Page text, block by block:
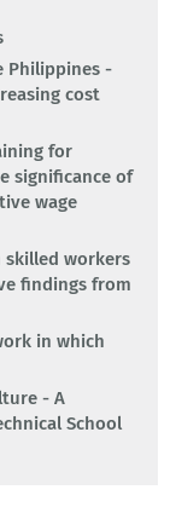
Philippines -
cost
for
significance of
wage
workers
findings from
in which
- A
School